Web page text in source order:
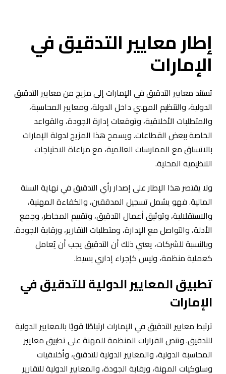
إطار معايير التدقيق في
الإمارات
تستند معايير التدقيق في الإمارات إلى مزيج من معايير التدقيق
الدولية، والتنظيم المهني داخل الدولة، ومعايير المحاسبة،
والمتطلبات الأخلاقية، وتوقعات إدارة الجودة، والقواعد
الخاصة ببعض القطاعات. ويسمح هذا المزيج لدولة الإمارات
بالاتساق مع الممارسات العالمية، مع مراعاة الاحتياجات
التنظيمية المحلية.
ولا يقتصر هذا الإطار على إصدار رأي التدقيق في نهاية السنة
المالية. فهو يشمل تسجيل المدققين، والكفاءة المهنية،
والاستقلالية، وتوثيق أعمال التدقيق، وتقييم المخاطر، وجمع
الأدلة، والتواصل مع الإدارة، ومتطلبات التقارير، ورقابة الجودة.
وبالنسبة للشركات، يعني ذلك أن التدقيق يجب أن يُعامل
كعملية منظمة، وليس كإجراء إداري بسيط.
تطبيق المعايير الدولية للتدقيق في
الإمارات
ترتبط معايير التدقيق في الإمارات ارتباطًا قويًا بالمعايير الدولية
للتدقيق. وتنص القرارات المنظمة للمهنة على تطبيق معايير
المحاسبة الدولية، والمعايير الدولية للتدقيق، وأخلاقيات
وسلوكيات المهنة، ورقابة الجودة، والمعايير الدولية للتقارير